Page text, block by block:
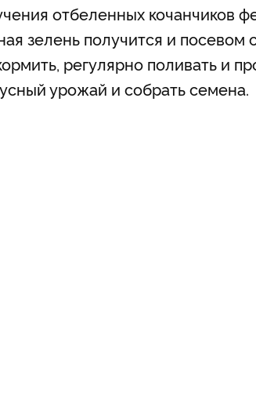
отбеленных кочанчиков
зелень получится и посевом
регулярно поливать и
урожай и собрать семена.